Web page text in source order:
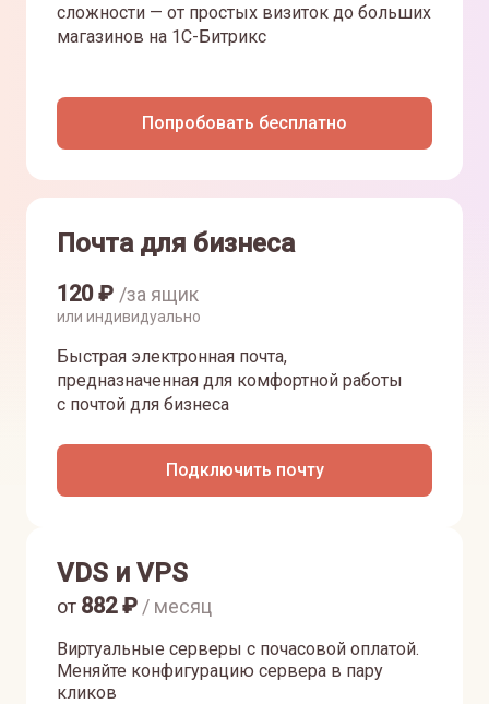
сложности — от простых визиток до больших
магазинов на 1С-Битрикс
Попробовать бесплатно
Почта для бизнеса
120₽ /за ящик
или индивидуально
Быстрая электронная почта,
предназначенная для комфортной работы
с почтой для бизнеса
Подключить почту
VDS и VPS
Виртуальные серверы с почасовой оплатой.
Меняйте конфигурацию сервера в пару
кликов
от 882₽ / месяц